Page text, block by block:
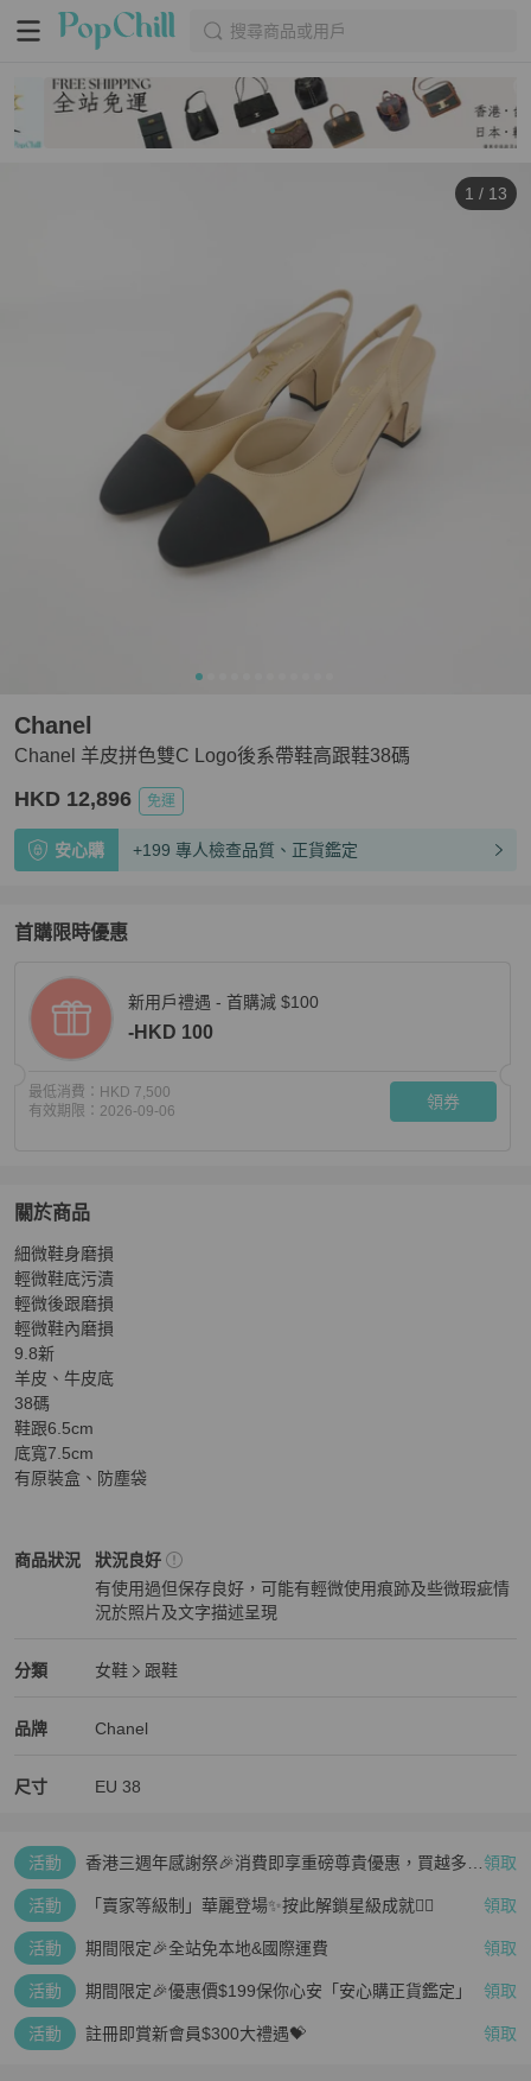
搜尋商品或用戶
1 / 13
Chanel 羊皮拼色雙C Logo後系帶鞋高跟鞋38碼
Chanel
HKD 12,896 免運
安心購 +199 專人檢查品質、正貨鑑定
首購限時優惠
新用戶禮遇 - 首購減 $100
-HKD 100
最低消費： HKD 7,500
有效期限： 2026-09-06 領券
關於商品
關於Chanel 羊皮拼色雙C Logo後系帶鞋高跟鞋38碼
細微鞋身磨損
輕微鞋底污漬
輕微後跟磨損
輕微鞋內磨損
9.8新
羊皮、牛皮底
38碼
鞋跟6.5cm
底寬7.5cm
有原裝盒、防塵袋
商品狀況
Chanel女鞋商品狀態與細節
狀況良好
有使用過但保存良好，可能有輕微使用痕跡及些微瑕疵情
況於照片及文字描述呈現
分類
Chanel 女鞋分類資訊
女鞋
跟鞋
品牌
Chanel 精品女鞋品牌介紹
Chanel
Chanel 推薦清單
尺寸 EU 38
活動
香港三週年感謝祭🎉消費即享重磅尊貴優惠，買越多、 領取
活動 「賣家等級制」華麗登場✨按此解鎖星級成就👆🏻 領取
活動 期間限定🎉全站免本地&國際運費 領取
活動 期間限定🎉優惠價$199保你心安「安心購正貨鑑定」 領取
活動 註冊即賞新會員$300大禮遇💝 領取